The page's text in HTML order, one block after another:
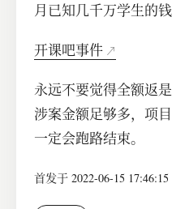
月已知几千万学生的
开课吧事件
永远不要觉得全额返
涉案金额足够多，项
一定会跑路结束。
首发于 2022-06-15 17:46:15